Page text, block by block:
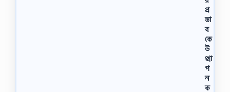
প্র
স্তা
ব
কে
উ
ত্থা
প
ন
ক